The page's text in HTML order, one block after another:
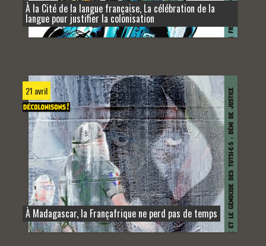
À la Cité de la langue française, La célébration de la
langue pour justifier la colonisation
21 avril
À Madagascar, la Françafrique ne perd pas de temps